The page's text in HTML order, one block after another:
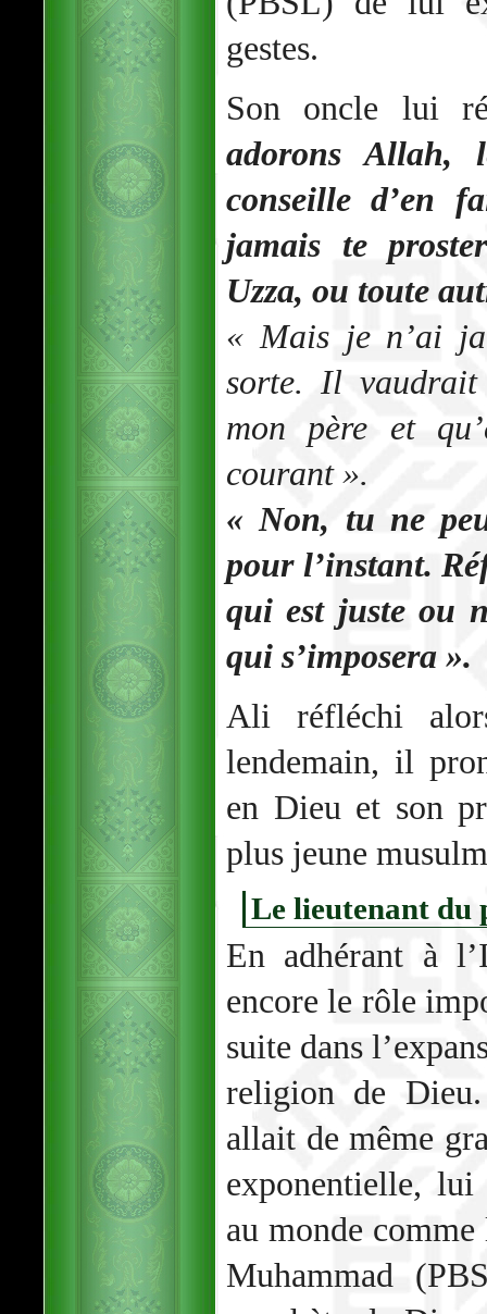
gestes.
Son oncle lui
adorons Allah,
conseille d’en
jamais te
Uzza, ou toute
« Mais je n’ai
sorte. Il
mon père et
courant ».
« Non, tu ne
pour l’instant.
qui est juste ou
qui s’imposera ».
Ali réfléchi
lendemain, il
en Dieu et son
plus jeune
Le lieutenant du
En adhérant à
encore le rôle
suite dans
religion de
allait de même
exponentielle, lui
au monde
Muhammad